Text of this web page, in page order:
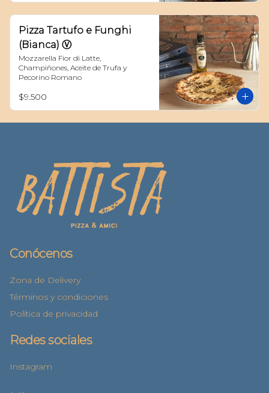
Pizza Tartufo e Funghi
(Bianca) Ⓥ
Mozzarella Fior di Latte,
Champiñones, Aceite de Trufa y
Pecorino Romano
$9.500
Conócenos
Zona de Delivery
Términos y condiciones
Política de privacidad
Redes sociales
Instagram